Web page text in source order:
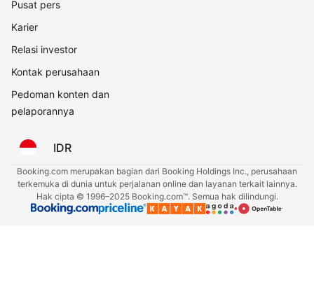
Pusat pers
Karier
Relasi investor
Kontak perusahaan
Pedoman konten dan
pelaporannya
IDR
Booking.com merupakan bagian dari Booking Holdings Inc., perusahaan
terkemuka di dunia untuk perjalanan online dan layanan terkait lainnya.
Hak cipta © 1996–2025 Booking.com™. Semua hak dilindungi.